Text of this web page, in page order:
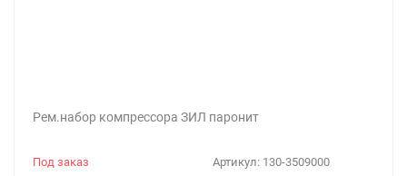
Рем.набор компрессора ЗИЛ паронит
Артикул: 130-3509000
Под заказ